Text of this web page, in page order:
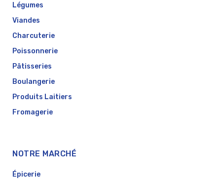
Légumes
Viandes
Charcuterie
Poissonnerie
Pâtisseries
Boulangerie
Produits Laitiers
Fromagerie
NOTRE MARCHÉ
Épicerie